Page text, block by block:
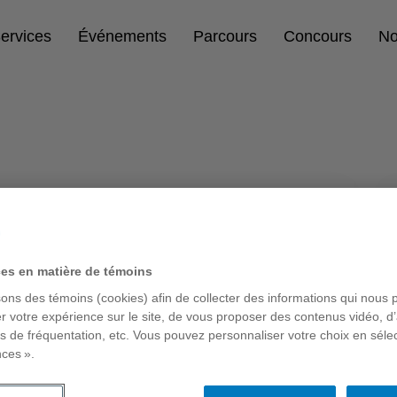
Événements Parcours Concours
101
du Centre d’entrepreneuriat
conçu spécialement pour les
en matière de témoins
des témoins (cookies) afin de collecter des informations qui nous
votre expérience sur le site, de vous proposer des contenus vidéo,
de fréquentation, etc. Vous pouvez personnaliser votre choix en
».